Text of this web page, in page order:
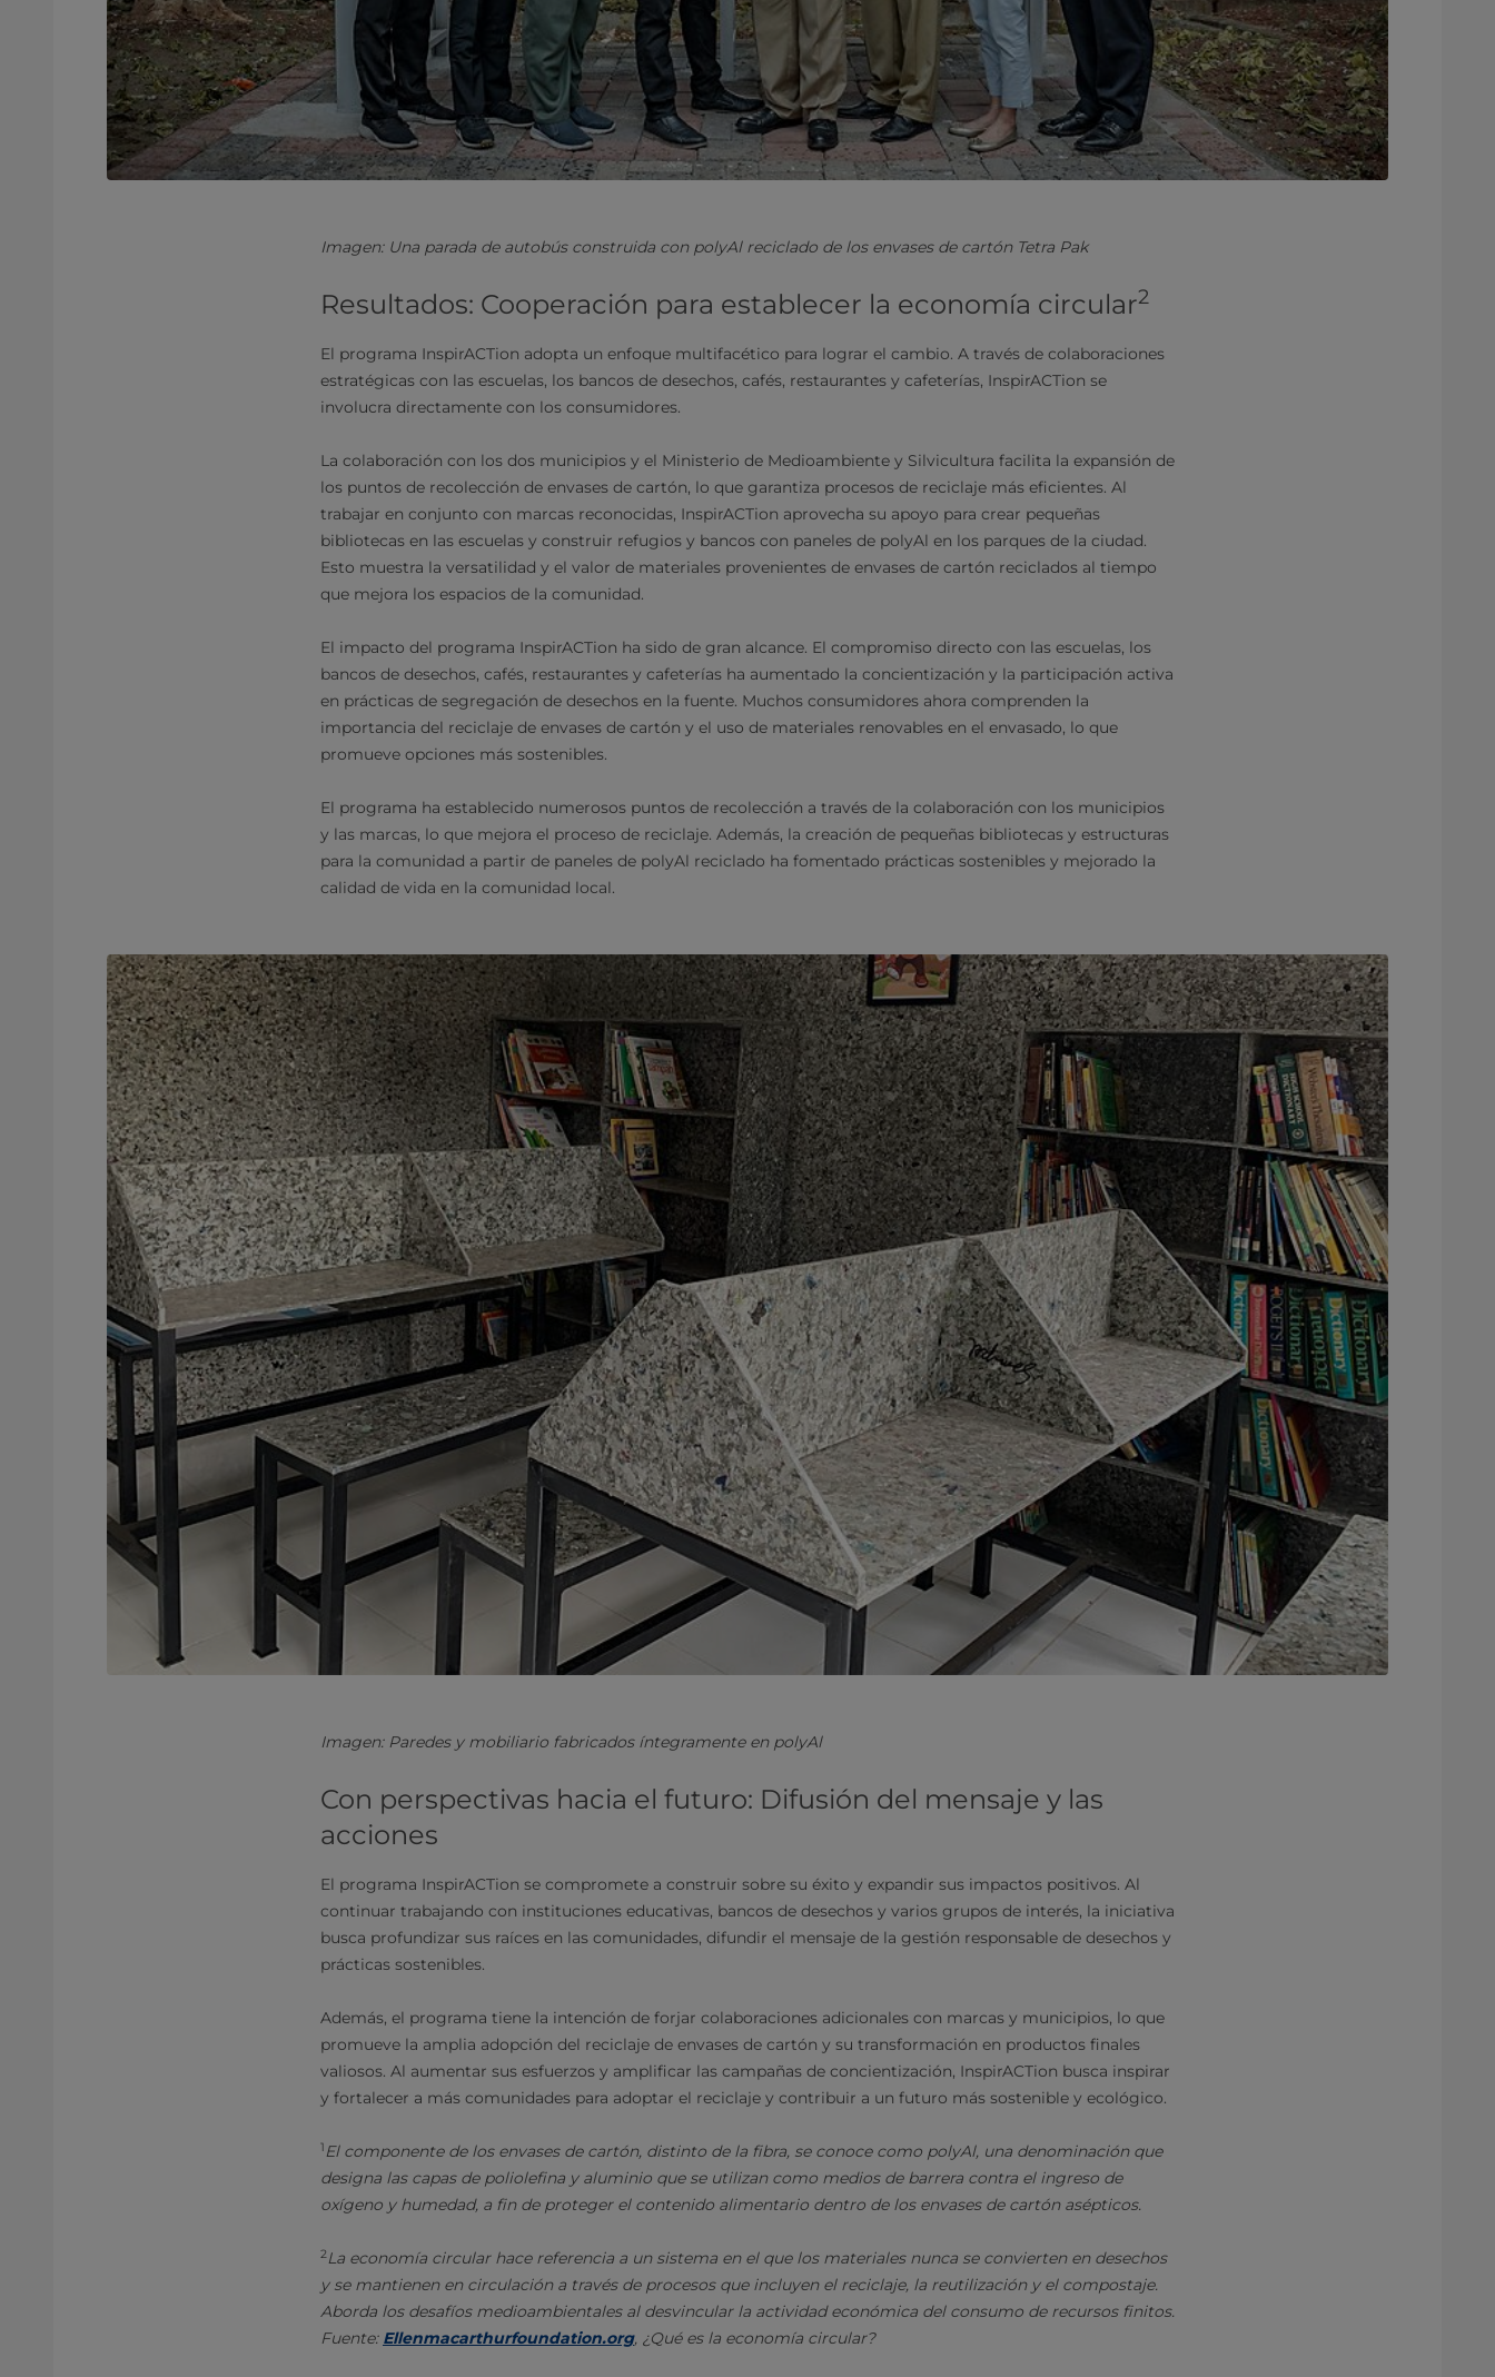
Imagen: Una parada de autobús construida con polyAl reciclado de los envases de cartón Tetra Pak
Resultados: Cooperación para establecer la economía circular2
El programa InspirACTion adopta un enfoque multifacético para lograr el cambio. A través de colaboraciones
estratégicas con las escuelas, los bancos de desechos, cafés, restaurantes y cafeterías, InspirACTion se
involucra directamente con los consumidores.
La colaboración con los dos municipios y el Ministerio de Medioambiente y Silvicultura facilita la expansión de
los puntos de recolección de envases de cartón, lo que garantiza procesos de reciclaje más eficientes. Al
trabajar en conjunto con marcas reconocidas, InspirACTion aprovecha su apoyo para crear pequeñas
bibliotecas en las escuelas y construir refugios y bancos con paneles de polyAl en los parques de la ciudad.
Esto muestra la versatilidad y el valor de materiales provenientes de envases de cartón reciclados al tiempo
que mejora los espacios de la comunidad.
El impacto del programa InspirACTion ha sido de gran alcance. El compromiso directo con las escuelas, los
bancos de desechos, cafés, restaurantes y cafeterías ha aumentado la concientización y la participación activa
en prácticas de segregación de desechos en la fuente. Muchos consumidores ahora comprenden la
importancia del reciclaje de envases de cartón y el uso de materiales renovables en el envasado, lo que
promueve opciones más sostenibles.
El programa ha establecido numerosos puntos de recolección a través de la colaboración con los municipios
y las marcas, lo que mejora el proceso de reciclaje. Además, la creación de pequeñas bibliotecas y estructuras
para la comunidad a partir de paneles de polyAl reciclado ha fomentado prácticas sostenibles y mejorado la
calidad de vida en la comunidad local.
Imagen: Paredes y mobiliario fabricados íntegramente en polyAl
Con perspectivas hacia el futuro: Difusión del mensaje y las
acciones
El programa InspirACTion se compromete a construir sobre su éxito y expandir sus impactos positivos. Al
continuar trabajando con instituciones educativas, bancos de desechos y varios grupos de interés, la iniciativa
busca profundizar sus raíces en las comunidades, difundir el mensaje de la gestión responsable de desechos y
prácticas sostenibles.
Además, el programa tiene la intención de forjar colaboraciones adicionales con marcas y municipios, lo que
promueve la amplia adopción del reciclaje de envases de cartón y su transformación en productos finales
valiosos. Al aumentar sus esfuerzos y amplificar las campañas de concientización, InspirACTion busca inspirar
y fortalecer a más comunidades para adoptar el reciclaje y contribuir a un futuro más sostenible y ecológico.
1El componente de los envases de cartón, distinto de la fibra, se conoce como polyAl, una denominación que
designa las capas de poliolefina y aluminio que se utilizan como medios de barrera contra el ingreso de
oxígeno y humedad, a fin de proteger el contenido alimentario dentro de los envases de cartón asépticos.
2La economía circular hace referencia a un sistema en el que los materiales nunca se convierten en desechos
y se mantienen en circulación a través de procesos que incluyen el reciclaje, la reutilización y el compostaje.
Aborda los desafíos medioambientales al desvincular la actividad económica del consumo de recursos finitos.
Fuente: Ellenmacarthurfoundation.org, ¿Qué es la economía circular?